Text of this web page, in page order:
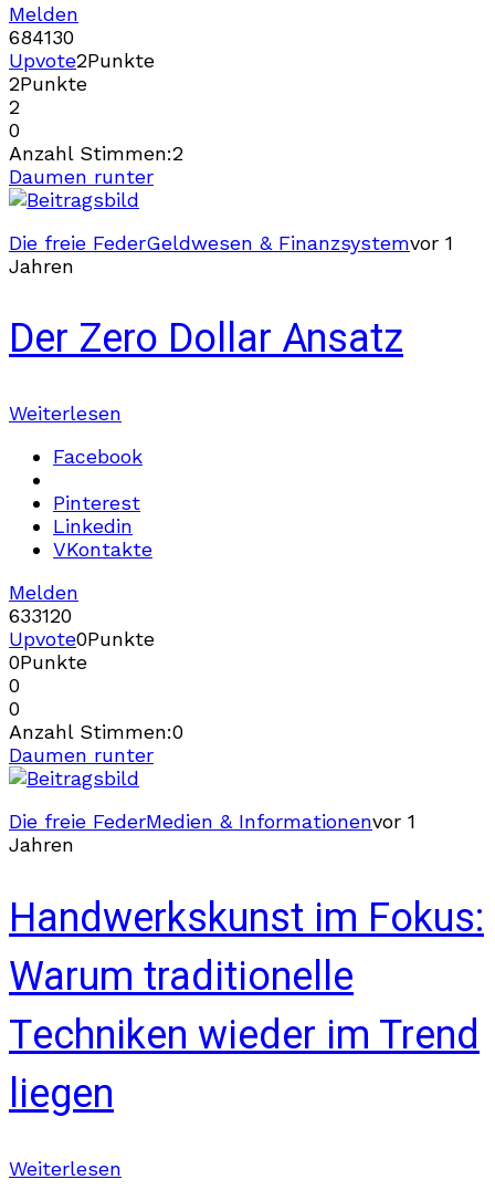
Melden
684130
Upvote2Punkte
2Punkte
2
0
Anzahl Stimmen:2
Daumen runter
Die freie FederGeldwesen & Finanzsystemvor 1
Jahren
Der Zero Dollar Ansatz
Weiterlesen
Facebook
Pinterest
Linkedin
VKontakte
Melden
633120
Upvote0Punkte
0Punkte
0
0
Anzahl Stimmen:0
Daumen runter
Die freie FederMedien & Informationenvor 1
Jahren
Handwerkskunst im Fokus:
Warum traditionelle
Techniken wieder im Trend
liegen
Weiterlesen